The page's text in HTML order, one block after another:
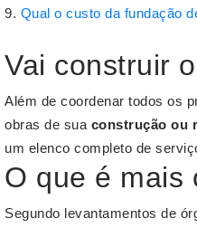
Qual o custo da fundação
Vai construir
Além de coordenar todos os
obras de sua construção ou
um elenco completo de
O que é mais
Segundo levantamentos de